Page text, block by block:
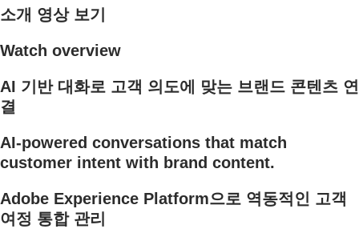
소개 영상 보기
Watch overview
AI 기반 대화로 고객 의도에 맞는 브랜드 콘텐츠 연
결
AI-powered conversations that match
customer intent with brand content.
Adobe Experience Platform으로 역동적인 고객
여정 통합 관리